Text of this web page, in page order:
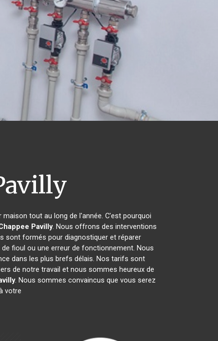
tout au long de l'année. C'est pourquoi
Pavilly. Nous offrons des interventions
sont formés pour diagnostiquer et réparer
fioul ou une erreur de fonctionnement. Nous
dans les plus brefs délais. Nos tarifs sont
de notre travail et nous sommes heureux de
. Nous sommes convaincus que vous serez
votre